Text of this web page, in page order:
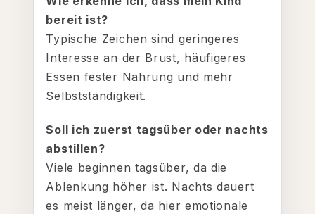
bereit ist?
Typische Zeichen sind geringeres
Interesse an der Brust, häufigeres
Essen fester Nahrung und mehr
Selbstständigkeit.
Soll ich zuerst tagsüber oder nachts
abstillen?
Viele beginnen tagsüber, da die
Ablenkung höher ist. Nachts dauert
es meist länger, da hier emotionale